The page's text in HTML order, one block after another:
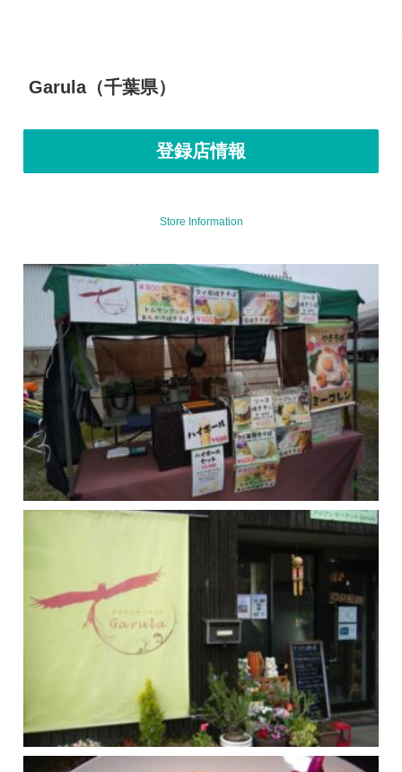
Garula（千葉県）
登録店情報
Store Information